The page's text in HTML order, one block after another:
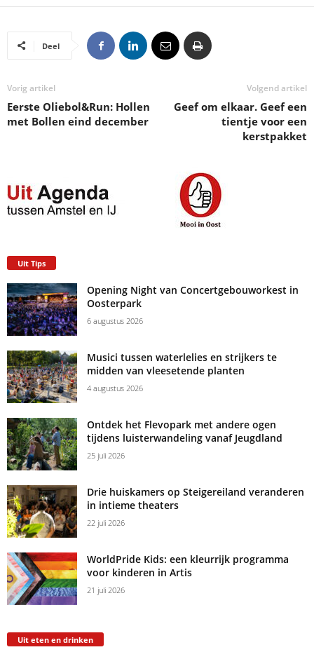
Deel
Vorig artikel
Eerste Oliebol&Run: Hollen
met Bollen eind december
Volgend artikel
Geef om elkaar. Geef een
tientje voor een
kerstpakket
Uit Tips
Opening Night van Concertgebouworkest in
Oosterpark
6 augustus 2026
Musici tussen waterlelies en strijkers te
midden van vleesetende planten
4 augustus 2026
Ontdek het Flevopark met andere ogen
tijdens luisterwandeling vanaf Jeugdland
25 juli 2026
Drie huiskamers op Steigereiland veranderen
in intieme theaters
22 juli 2026
WorldPride Kids: een kleurrijk programma
voor kinderen in Artis
21 juli 2026
Uit eten en drinken